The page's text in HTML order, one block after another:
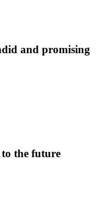
and promising
the future